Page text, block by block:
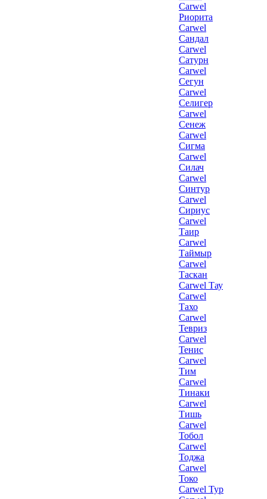
Carwel
Риорита
Carwel
Сандал
Carwel
Сатурн
Carwel
Сегун
Carwel
Селигер
Carwel
Сенеж
Carwel
Сигма
Carwel
Силач
Carwel
Синтур
Carwel
Сириус
Carwel
Таир
Carwel
Таймыр
Carwel
Таскан
Carwel Тау
Carwel
Тахо
Carwel
Тевриз
Carwel
Тенис
Carwel
Тим
Carwel
Тинаки
Carwel
Тишь
Carwel
Тобол
Carwel
Тоджа
Carwel
Токо
Carwel Тур